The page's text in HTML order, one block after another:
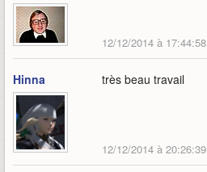
12/12/2014 à 17:44:58
Hinna très beau travail
12/12/2014 à 20:26:39